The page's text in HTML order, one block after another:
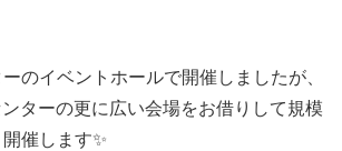
のイベントホールで開催しましたが、
ターの更に広い会場をお借りして規模
催します✨